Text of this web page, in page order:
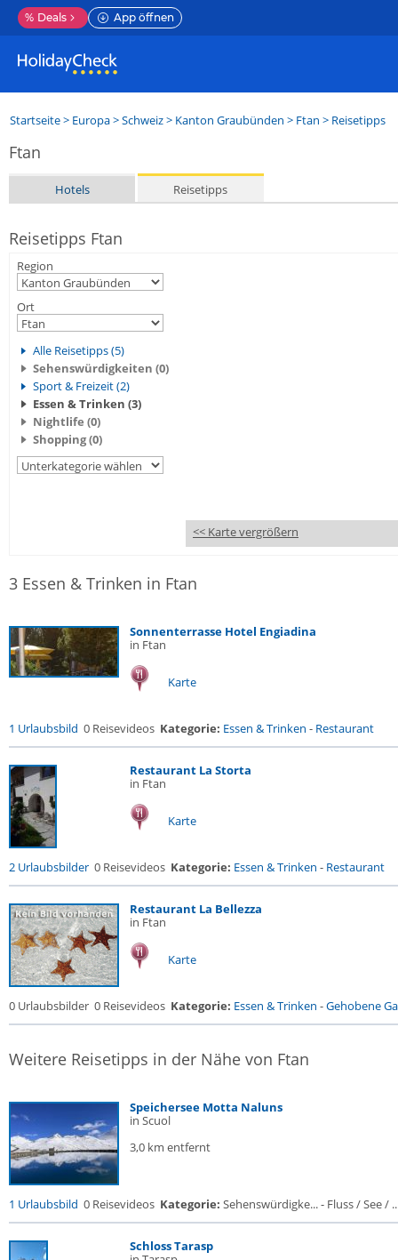
% Deals App öffnen
Startseite> Europa>Schweiz> Kanton Graubünden > Ftan > Reisetipps
Ftan
Hotels Reisetipps
Reisetipps Ftan
Region
Ort
Alle Reisetipps (5)
Sehenswürdigkeiten (0)
Sport & Freizeit (2)
Essen & Trinken (3)
Nightlife (0)
Shopping (0)
<< Karte vergrößern
3 Essen & Trinken in Ftan
Sonnenterrasse Hotel Engiadina
in Ftan
Karte
1 Urlaubsbild 0 Reisevideos Kategorie: Essen & Trinken - Restaurant
Restaurant La Storta
in Ftan
Karte
2 Urlaubsbilder 0 Reisevideos Kategorie: Essen & Trinken - Restaurant
Restaurant La Bellezza
in Ftan
Karte
0 Urlaubsbilder 0 Reisevideos Kategorie: Essen & Trinken -Gehobene
Weitere Reisetipps in der Nähe von Ftan
Speichersee Motta Naluns
in Scuol
3,0 km entfernt
1 Urlaubsbild 0 Reisevideos Kategorie: Sehenswürdigke... - Fluss / See /
Schloss Tarasp